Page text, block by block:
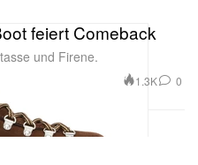
feiert Comeback
und Firene.
1.3K 0